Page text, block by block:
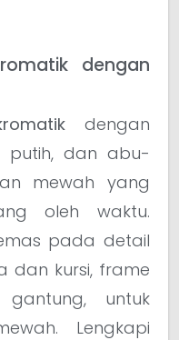
dengan
dengan
putih, dan abu-
mewah yang
oleh waktu.
pada detail
dan kursi, frame
untuk
Lengkapi